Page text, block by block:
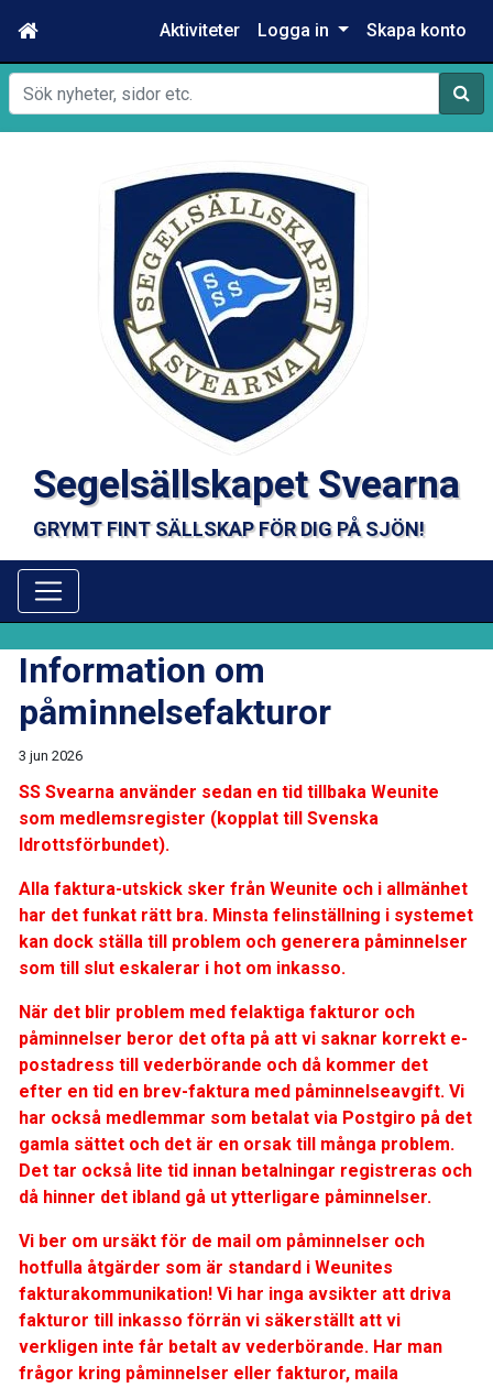
Aktiviteter Logga in Skapa konto
Sök
Segelsällskapet Svearna
GRYMT FINT SÄLLSKAP FÖR DIG PÅ SJÖN!
Information om
påminnelsefakturor
3 jun 2026
SS Svearna använder sedan en tid tillbaka Weunite
som medlemsregister (kopplat till Svenska
Idrottsförbundet).
Alla faktura-utskick sker från Weunite och i allmänhet
har det funkat rätt bra. Minsta felinställning i systemet
kan dock ställa till problem och generera påminnelser
som till slut eskalerar i hot om inkasso.
När det blir problem med felaktiga fakturor och
påminnelser beror det ofta på att vi saknar korrekt e-
postadress till vederbörande och då kommer det
efter en tid en brev-faktura med påminnelseavgift. Vi
har också medlemmar som betalat via Postgiro på det
gamla sättet och det är en orsak till många problem.
Det tar också lite tid innan betalningar registreras och
då hinner det ibland gå ut ytterligare påminnelser.
Vi ber om ursäkt för de mail om påminnelser och
hotfulla åtgärder som är standard i Weunites
fakturakommunikation! Vi har inga avsikter att driva
fakturor till inkasso förrän vi säkerställt att vi
verkligen inte får betalt av vederbörande. Har man
frågor kring påminnelser eller fakturor, maila